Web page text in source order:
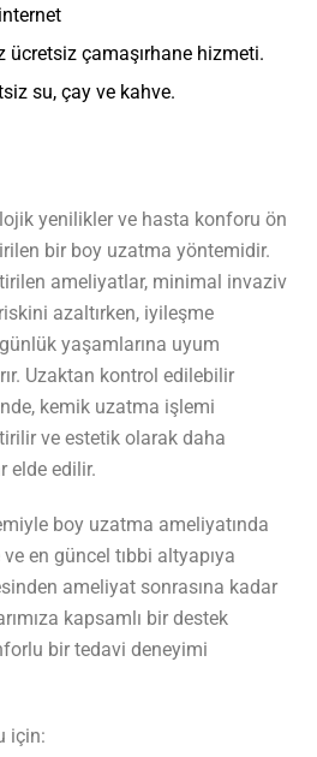
ücretsiz çamaşırhane hizmeti.
su, çay ve kahve.
yenilikler ve hasta konforu ön
bir boy uzatma yöntemidir.
ameliyatlar, minimal invaziv
azaltırken, iyileşme
yaşamlarına uyum
Uzaktan kontrol edilebilir
kemik uzatma işlemi
ve estetik olarak daha
elde edilir.
boy uzatma ameliyatında
en güncel tıbbi altyapıya
ameliyat sonrasına kadar
kapsamlı bir destek
bir tedavi deneyimi
için: